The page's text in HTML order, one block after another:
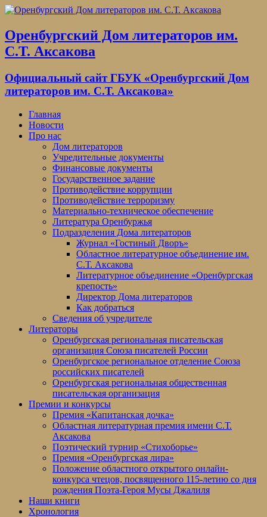
Оренбургский Дом литераторов им.
С.Т. Аксакова
Официальный сайт ГБУК «Оренбургский Дом
литераторов им. С.Т. Аксакова»
Главная
Новости
Про нас
Дом литераторов
Учредительные документы
Финансовые документы
Государственное задание
Противодействие коррупции
Противодействие терроризму
Материально-техническое обеспечение
Литература Оренбуржья
Подразделения Дома литераторов
Журнал «Гостиный Дворъ»
Областное литературное объединение им.
С.Т. Аксакова
Литературное объединение «Оренбургская
крепость»
Директор Дома литераторов
Как добраться
Сведения об учредителе
Литераторы
Оренбургская региональная писательская
организация Союза писателей России
Оренбургское региональное отделение Союза
российских писателей
Оренбургская региональная общественная
писательская организация
Премии и конкурсы
Премия «Капитанская дочка»
Областная литературная премия имени С.Т.
Аксакова
Поэтический турнир «Стихоборье»
Премия «Оренбургская лира»
Положение областного открытого онлайн-
конкурса чтецов, посвященного 115-летию со дня
рождения Поэта-Героя Мусы Джалиля
Наши книги
Хронология